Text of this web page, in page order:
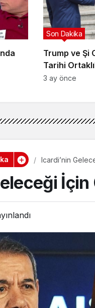
Trump ve Şi
Tarihi
Son Dakika
3 ay önce
Icardi’nin